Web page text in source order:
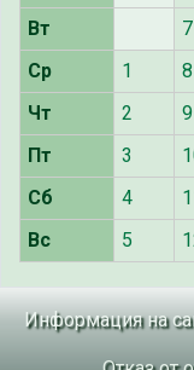
Вт
7
Ср
1 8
Чт
2 9
Пт
3
Сб
4
Вс
5
Информация на